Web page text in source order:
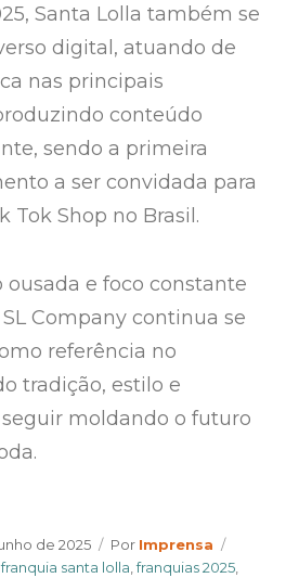
Santa Lolla também se
digital, atuando de
nas principais
conteúdo
sendo a primeira
a ser convidada para
Tok Shop no Brasil.
ousada e foco constante
Company continua se
referência no
tradição, estilo e
moldando o futuro
de 2025 Por Author
Imprensa
franquia santa lolla,franquias 2025,